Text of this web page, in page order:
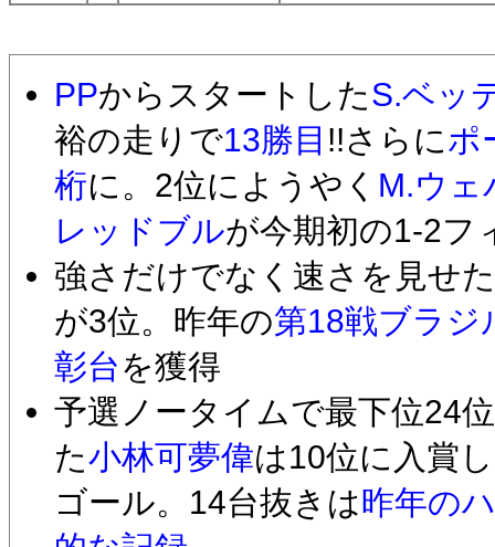
PPからスタートしたS.ベッ
裕の走りで13勝目 !!さらにポ
桁に。2位にようやく M.ウェ
レッドブルが今期初の1-2フ
強さだけでなく速さを見せた
が3位。昨年の第18戦ブラジ
彰台を獲得
予選ノータイムで最下位24
た小林可夢偉は10位に入賞
ゴール。14台抜きは 昨年の